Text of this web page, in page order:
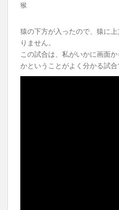
猴
猿の下方が入ったので、猿に
りません。
この試合は、私がいかに画面
かということがよく分かる試合